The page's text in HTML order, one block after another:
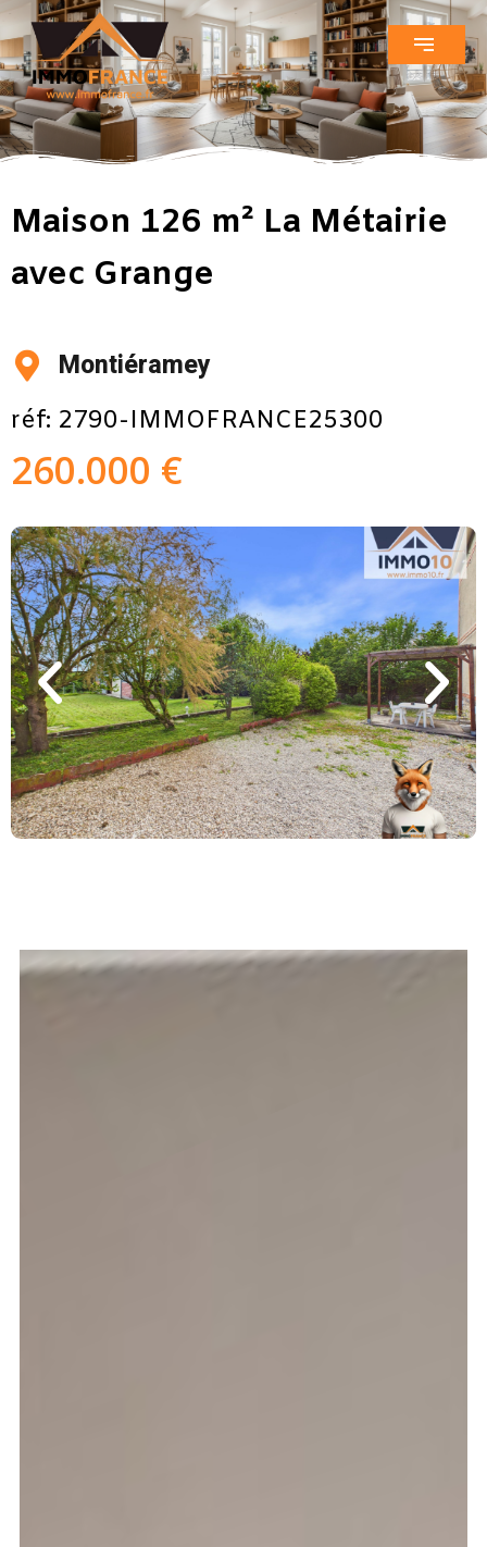
Maison 126 m² La Métairie
avec Grange
Montiéramey
réf: 2790-IMMOFRANCE25300
260.000 €